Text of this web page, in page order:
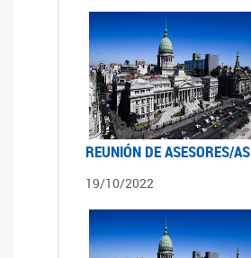
REUNIÓN DE ASESORES/AS
19/10/2022